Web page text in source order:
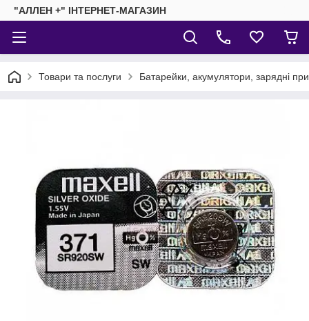
"АЛЛЕН +" ІНТЕРНЕТ-МАГАЗИН
Товари та послуги Батарейки, акумулятори, зарядні